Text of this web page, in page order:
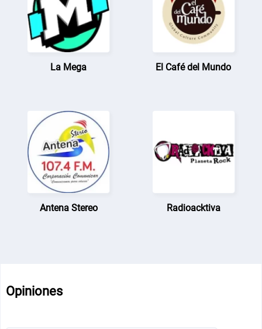
La Mega El Café del Mundo
Antena Stereo Radioacktiva
Opiniones